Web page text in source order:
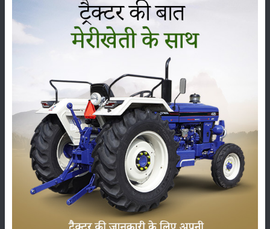
कृषि यंत्र समाचार
सम्पादकीय अन्य
लाड़ली बहना योजना की 36वीं किस्त जारी, करोड़ों महिलाओं के
खातों में पहुंचे 1500 रुपये
16-May-2026
ट्रैक्टर बिक्री में महिंद्रा ने अप्रैल 2026 में दर्ज की 20% से
अधिक वृद्धि